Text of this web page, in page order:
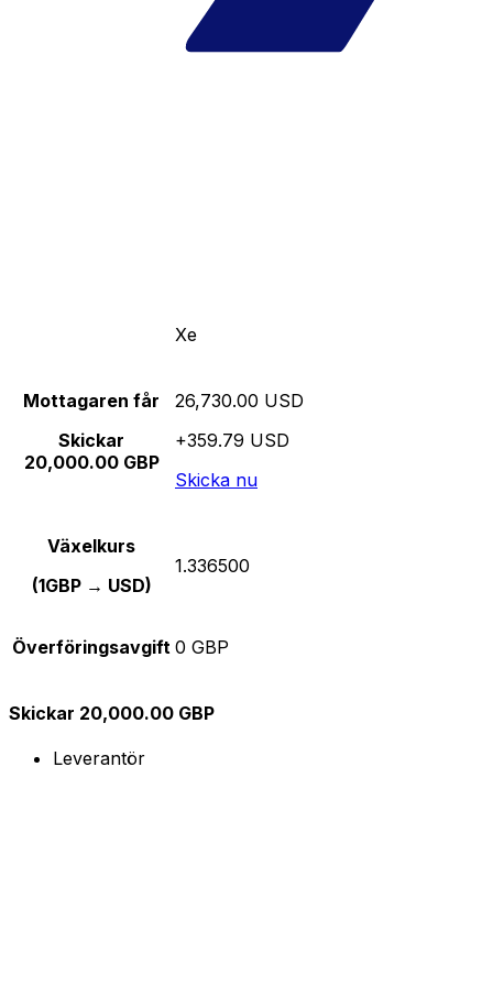
Xe
Mottagaren får
Skickar
20,000.00 GBP
26,730.00 USD
+359.79 USD
Skicka nu
Växelkurs
(1GBP → USD)
1.336500
Överföringsavgift 0 GBP
Skickar 20,000.00 GBP
Leverantör